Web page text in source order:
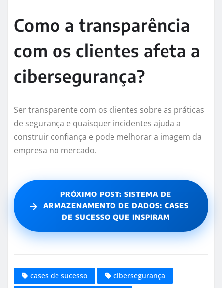
Como a transparência
com os clientes afeta a
cibersegurança?
Ser transparente com os clientes sobre as práticas
de segurança e quaisquer incidentes ajuda a
construir confiança e pode melhorar a imagem da
empresa no mercado.
→
PRÓXIMO POST: SISTEMA DE
ARMAZENAMENTO DE DADOS: CASES
DE SUCESSO QUE INSPIRAM
cases de sucesso cibersegurança